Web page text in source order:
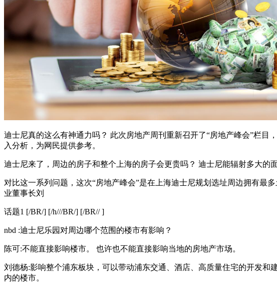
迪士尼真的这么有神通力吗？ 此次房地产周刊重新召开了“房地产峰会”栏
入分析，为网民提供参考。
迪士尼来了，周边的房子和整个上海的房子会更贵吗？ 迪士尼能辐射多大的
对比这一系列问题，这次“房地产峰会”是在上海迪士尼规划选址周边拥有最
业董事长刘
话题1 [/BR/] [/h///BR/] [/BR// ]
nbd :迪士尼乐园对周边哪个范围的楼市有影响？
陈可:不能直接影响楼市。 也许也不能直接影响当地的房地产市场。
刘德杨:影响整个浦东板块，可以带动浦东交通、酒店、高质量住宅的开发
内的楼市。